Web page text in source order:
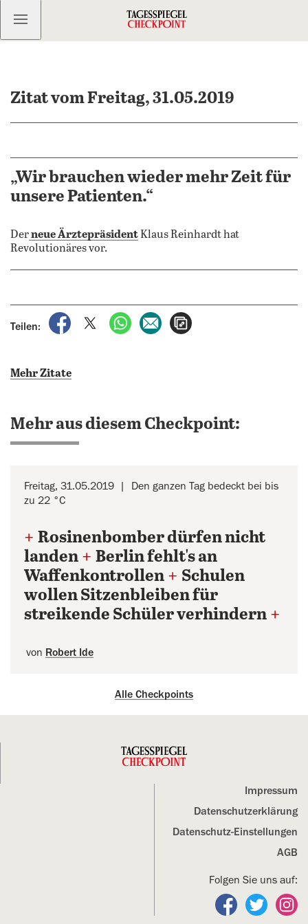
Kostenlos anmelden
Zitat vom Freitag, 31.05.2019
„Wir brauchen wieder mehr Zeit für
unsere Patienten.“
Derneue ÄrztepräsidentKlaus Reinhardt hat
Revolutionäres vor.
Teilen:
auf Facebook teilen
auf X teilenper WhatsApp teilen
per E-Mail teilen
Mehr Zitate
Mehr aus diesem Checkpoint:
Freitag, 31.05.2019
Den ganzen Tag bedeckt bei bis
zu 22 °C
+ Rosinenbomber dürfen nicht
landen + Berlin fehlt's an
Waffenkontrollen + Schulen
wollen Sitzenbleiben für
streikende Schüler verhindern +
von Robert Ide
Alle Checkpoints
Impressum
Datenschutz­erklärung
Datenschutz-Einstellungen
AGB
Folgen Sie uns auf:
Folgen Sie